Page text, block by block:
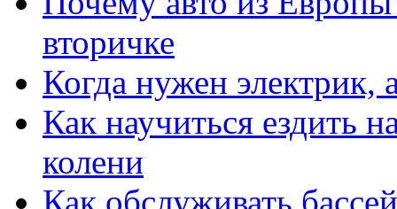
вторичке
Когда нужен электрик,
Как научиться ездить
колени
Как обслуживать